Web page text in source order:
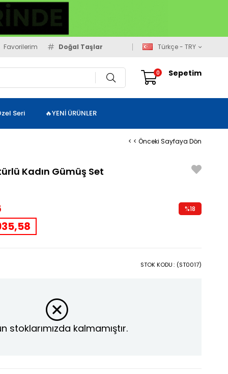
Favorilerim Doğal Taşlar Türkçe - TRY
Sepetim
0
Seri 🔥YENİ ÜRÜNLER
< < Önceki Sayfaya Dön
Kadın Gümüş Set
%18
STOK KODU (ST0017)
stoklarımızda kalmamıştır.